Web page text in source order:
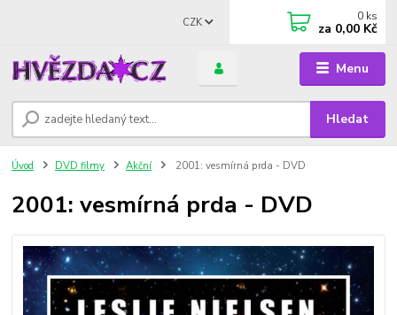
Menu
CZK
Hledat
0 ks
za 0,00 Kč
Úvod DVD filmy Akční 2001: vesmírná prda - DVD
2001: vesmírná prda - DVD